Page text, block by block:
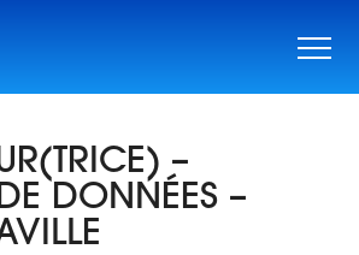
–
DONNÉES –